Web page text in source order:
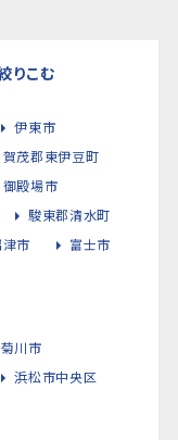
りこむ
伊東市
賀茂郡東伊豆町
御殿場市
駿東郡清水町
市
富士市
菊川市
浜松市中央区